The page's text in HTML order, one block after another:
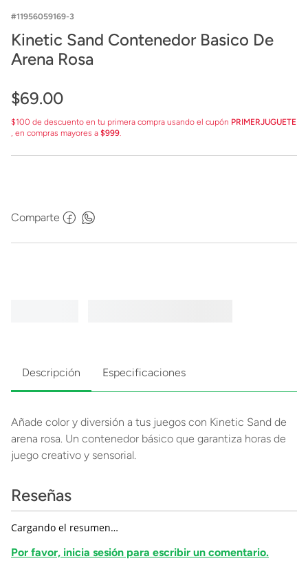
11956059169-3
Kinetic Sand Contenedor Basico De
Arena Rosa
$69.00
$100 de descuento en tu primera compra usando el cupón PRIMERJUGUETE
, en compras mayores a $999.
Comparte
Descripción Especificaciones
Añade color y diversión a tus juegos con Kinetic Sand de
arena rosa. Un contenedor básico que garantiza horas de
juego creativo y sensorial.
Reseñas
Cargando el resumen…
Por favor, inicia sesión para escribir un comentario.